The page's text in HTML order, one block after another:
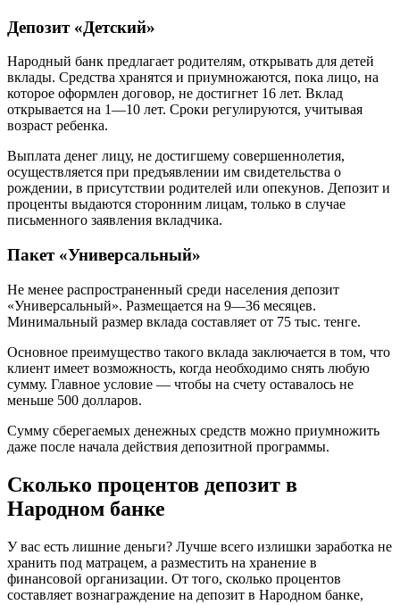
Депозит «Детский»
Народный банк предлагает родителям, открывать для детей
вклады. Средства хранятся и приумножаются, пока лицо, на
которое оформлен договор, не достигнет 16 лет. Вклад
открывается на 1—10 лет. Сроки регулируются, учитывая
возраст ребенка.
Выплата денег лицу, не достигшему совершеннолетия,
осуществляется при предъявлении им свидетельства о
рождении, в присутствии родителей или опекунов. Депозит и
проценты выдаются сторонним лицам, только в случае
письменного заявления вкладчика.
Пакет «Универсальный»
Не менее распространенный среди населения депозит
«Универсальный». Размещается на 9—36 месяцев.
Минимальный размер вклада составляет от 75 тыс. тенге.
Основное преимущество такого вклада заключается в том, что
клиент имеет возможность, когда необходимо снять любую
сумму. Главное условие — чтобы на счету оставалось не
меньше 500 долларов.
Сумму сберегаемых денежных средств можно приумножить
даже после начала действия депозитной программы.
Сколько процентов депозит в
Народном банке
У вас есть лишние деньги? Лучше всего излишки заработка не
хранить под матрацем, а разместить на хранение в
финансовой организации. От того, сколько процентов
составляет вознаграждение на депозит в Народном банке,